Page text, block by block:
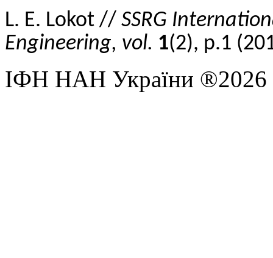
L. E. Lokot // SSRG
Engineering, vol. 1(2), p.1 (
ІФН НАН України ®2026